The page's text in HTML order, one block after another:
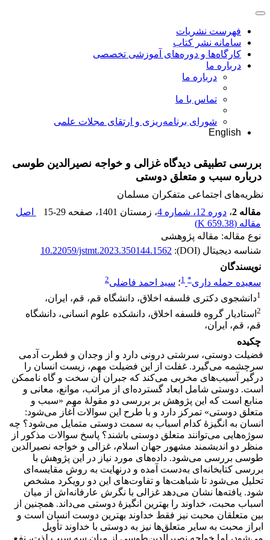
فهرست نشریات
سامانه نشر کتاب
کارگاه‌ها و دوره‌های آموزشی تخصصی
درباره ما
درباره ما
تماس با ما
شورای برنامه‌ریزی و ارتقای مجلات علمی
English
بررسی تطبیقی دیدگاه غزالی و خواجه نصیرالدین طوسی
درباره سبب و متعلق دوستی
نظریه‌های اجتماعی متفکران مسلمان
مقاله 2
، دوره 12، شماره 4 ، زمستان 1401 ، صفحه 15-29
اصل
مقاله (659.38 K
)
نوع مقاله: مقاله پژوهشی
شناسه دیجیتال (DOI):
10.22059/jstmt.2023.350144.1562
نویسندگان
سعیده حمله داری*
1؛ سید احمد فاضلی2
1دانشجوی دکتری فلسفه اخلاق، دانشگاه قم، قم، ایران،
2 استادیار گروه فلسفه اخلاق، دانشکده علوم انسانی، دانشگاه
قم، قم، ایران،
چکیده
فضیلت دوستی، سرشتی درونی دارد و از وجدان و فطرت آدمی
سرچشمه می‌‌گیرد. غفلت از این فضیلت مهم، زیست انسان را
درگیر آسیب‌‌های مخربی می‌‌کند که جبران آن سخت و گاه ناممکن
است. دوستی شامل ابعاد گسترده‌‌ای از مراتب، موانع، معانی و
منابع است که این پژوهش بر بررسی دو مقولۀ مهم «سبب و
متعلق دوستی» تمرکز دارد و با طرح این سوالات آغاز می‌‌شود:
انسان به انگیزۀ کدام اسباب به سمت دوستی متمایل می‌‌شود؟ چه
سوژه‌‌هایی می‌‌توانند متعلق دوستی باشند؟ پاسخ سوالات مذکور از
منظر دو اندیشمند مشهور جهان اسلام، غزالی و خواجه نصیرالدین
طوسی بررسی می‌شود. داده‌‌های مورد نیاز در این پژوهش با
بررسی کتابخانه‌‌ای به‌دست آمده و درنهایت به روش مقایسه‌‌ای
تحلیل می‌شود تا شباهت‌‌ها و تفاوت‌‌های این دو رویکرد مشخص
شود. یافته‌‌ها نشان می‌‌دهد غزالی با نگرش عارفانه‌‌اش از میان
اسباب محبت، خداوند را بهترین انگیزۀ دوستی می‌‌داند. همچنین از
بین متعلقان محبت نیز فقط خداوند بهترین دوست انسان است و
ابراز محبت به سایر متعلق‌‌ها نیز به دوستی با خداوند تأویل
می‌‌شود، اما خواجه نصیرالدین‌‌طوسی از میان سه سبب لذت، نفع